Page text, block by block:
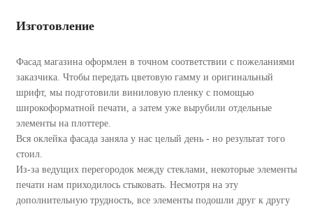
Изготовление
Фасад магазина оформлен в точном соответствии с пожеланиями
заказчика. Чтобы передать цветовую гамму и оригинальный
шрифт, мы подготовили виниловую пленку с помощью
широкоформатной печати, а затем уже вырубили отдельные
элементы на плоттере.
Вся оклейка фасада заняла у нас целый день - но результат того
стоил.
Из-за ведущих перегородок между стеклами, некоторые элементы
печати нам приходилось стыковать. Несмотря на эту
дополнительную трудность, все элементы подошли друг к другу